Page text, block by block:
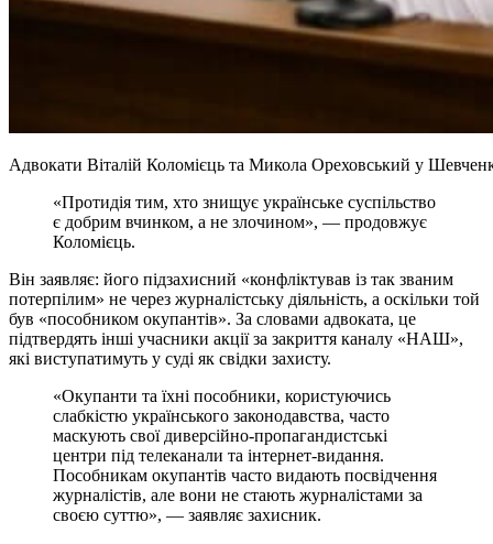
Адвокати Віталій Коломієць та Микола Ореховський у
«Протидія тим, хто знищує українське суспільство
є добрим вчинком, а не злочином», — продовжує
Коломієць.
Він заявляє: його підзахисний «конфліктував із так званим
потерпілим» не через журналістську діяльність, а оскільки той
був «пособником окупантів». За словами адвоката, це
підтвердять інші учасники акції за закриття каналу «НАШ»,
які виступатимуть у суді як свідки захисту.
«Окупанти та їхні пособники, користуючись
слабкістю українського законодавства, часто
маскують свої диверсійно-пропагандистські
центри під телеканали та інтернет-видання.
Пособникам окупантів часто видають посвідчення
журналістів, але вони не стають журналістами за
своєю суттю», — заявляє захисник.